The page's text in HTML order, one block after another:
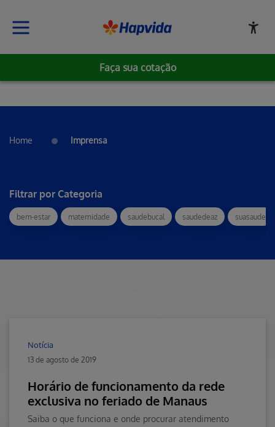
Faça sua cotação
Home Imprensa
Filtrar por Categoria
bem-estar maternidade saudebucal saudedeaz suasaude
Notícia
13 de agosto de 2019
Horário de funcionamento da rede
exclusiva no feriado de Manaus
Saiba o que funciona e onde procurar atendimento